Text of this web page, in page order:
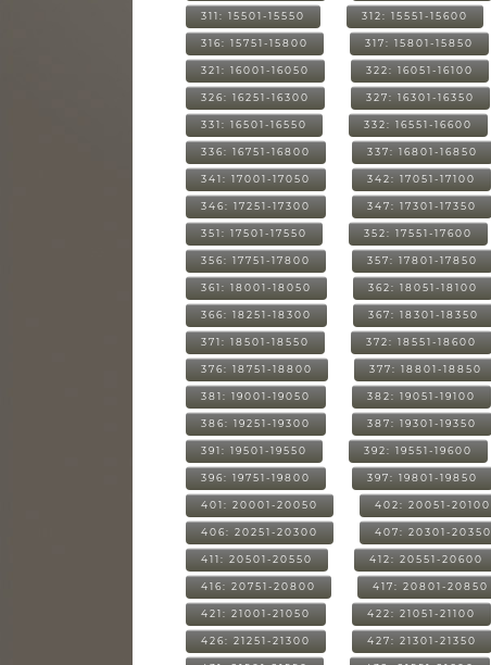
311: 15501-15550 312: 15551-15600
316: 15751-15800 317: 15801-15850
321: 16001-16050 322: 16051-16100
326: 16251-16300 327: 16301-16350
331: 16501-16550 332: 16551-16600
336: 16751-16800 337: 16801-16850
341: 17001-17050 342: 17051-17100
346: 17251-17300 347: 17301-17350
351: 17501-17550 352: 17551-17600
356: 17751-17800 357: 17801-17850
361: 18001-18050 362: 18051-18100
366: 18251-18300 367: 18301-18350
371: 18501-18550 372: 18551-18600
376: 18751-18800 377: 18801-18850
381: 19001-19050 382: 19051-19100
386: 19251-19300 387: 19301-19350
391: 19501-19550 392: 19551-19600
396: 19751-19800 397: 19801-19850
401: 20001-20050 402: 20051-20100
406: 20251-20300 407: 20301-20350
411: 20501-20550 412: 20551-20600
416: 20751-20800 417: 20801-20850
421: 21001-21050 422: 21051-21100
426: 21251-21300 427: 21301-21350